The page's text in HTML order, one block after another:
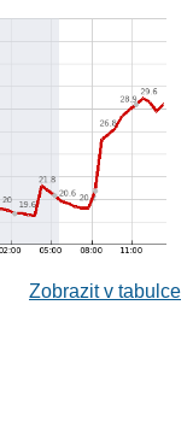
Zobrazit v tabulce